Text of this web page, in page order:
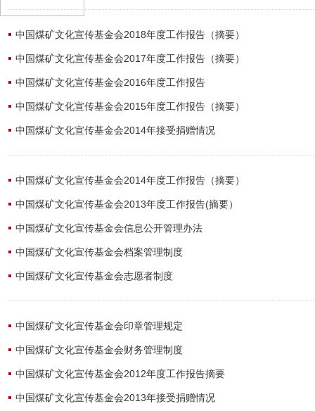
中国煤矿文化宣传基金会2018年度工作报告（摘要）
中国煤矿文化宣传基金会2017年度工作报告（摘要）
中国煤矿文化宣传基金会2016年度工作报告
中国煤矿文化宣传基金会2015年度工作报告（摘要）
中国煤矿文化宣传基金会2014年接受捐赠情况
中国煤矿文化宣传基金会2014年度工作报告（摘要）
中国煤矿文化宣传基金会2013年度工作报告(摘要）
中国煤矿文化宣传基金会信息公开管理办法
中国煤矿文化宣传基金会档案管理制度
中国煤矿文化宣传基金会志愿者制度
中国煤矿文化宣传基金会印章管理规定
中国煤矿文化宣传基金会财务管理制度
中国煤矿文化宣传基金会2012年度工作报告摘要
中国煤矿文化宣传基金会2013年接受捐赠情况